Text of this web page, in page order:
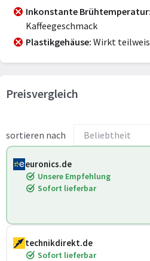
Inkonstante Brühtemperatur
Kaffeegeschmack
Plastikgehäuse Wirkt
Preisvergleich
sortieren nach
euronics.de
Unsere Empfehlung
Sofort lieferbar
technikdirekt.de
Sofort lieferbar